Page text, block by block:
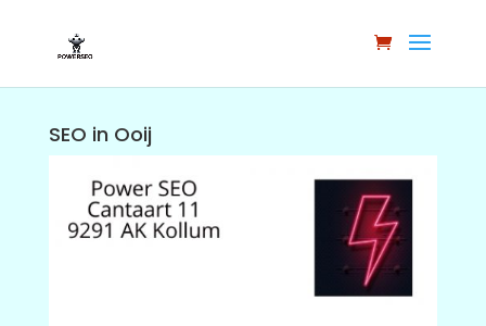
SEO in Ooij